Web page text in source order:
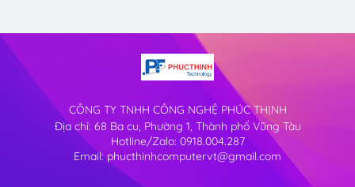
CÔNG TY TNHH CÔNG NGHỆ PHÚC THỊNH
Địa chỉ: 68 Ba cu, Phường 1, Thành phố Vũng Tàu
Hotline/Zalo: 0918.004.287
Email: phucthinhcomputervt@gmail.com